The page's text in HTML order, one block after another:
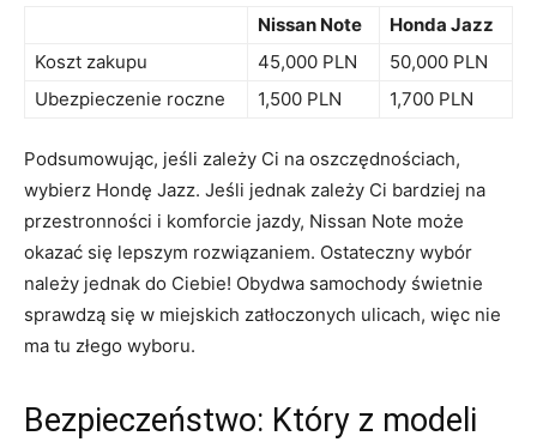
Nissan Note
Honda Jazz
Koszt zakupu
45,000 ⁤PLN
50,000 PLN
Ubezpieczenie⁤ roczne
1,500⁢ PLN 1,700 ‌PLN
Podsumowując, jeśli zależy ‍Ci⁢ na‍ oszczędnościach,
wybierz⁤ Hondę⁢ Jazz. Jeśli jednak zależy Ci bardziej na ​
przestronności i komforcie jazdy, Nissan⁢ Note może
okazać się⁢ lepszym rozwiązaniem. Ostateczny wybór
należy jednak do Ciebie! Obydwa⁤ samochody świetnie
sprawdzą się w ⁢miejskich zatłoczonych ulicach, więc nie⁢
ma tu złego wyboru.
Bezpieczeństwo: ‌Który ‍z⁣ modeli